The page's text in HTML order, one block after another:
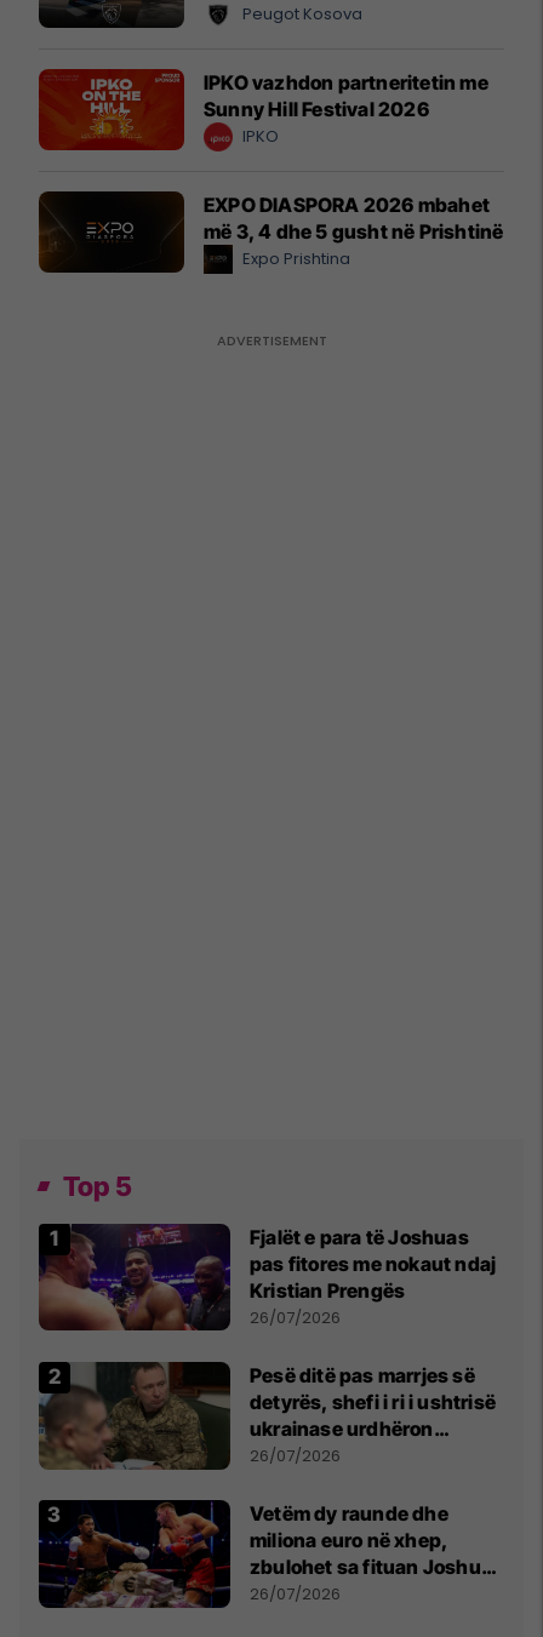
Peugot Kosova
IPKO vazhdon partneritetin me
Sunny Hill Festival 2026
IPKO
EXPO DIASPORA 2026 mbahet
më 3, 4 dhe 5 gusht në Prishtinë
Expo Prishtina
Top 5
Fjalët e para të Joshuas
pas fitores me nokaut ndaj
Kristian Prengës
26/07/2026
Pesë ditë pas marrjes së
detyrës, shefi i ri i ushtrisë
ukrainase urdhëron
kontroll të madh
26/07/2026
Vetëm dy raunde dhe
miliona euro në xhep,
zbulohet sa fituan Joshua
e Prenga
26/07/2026